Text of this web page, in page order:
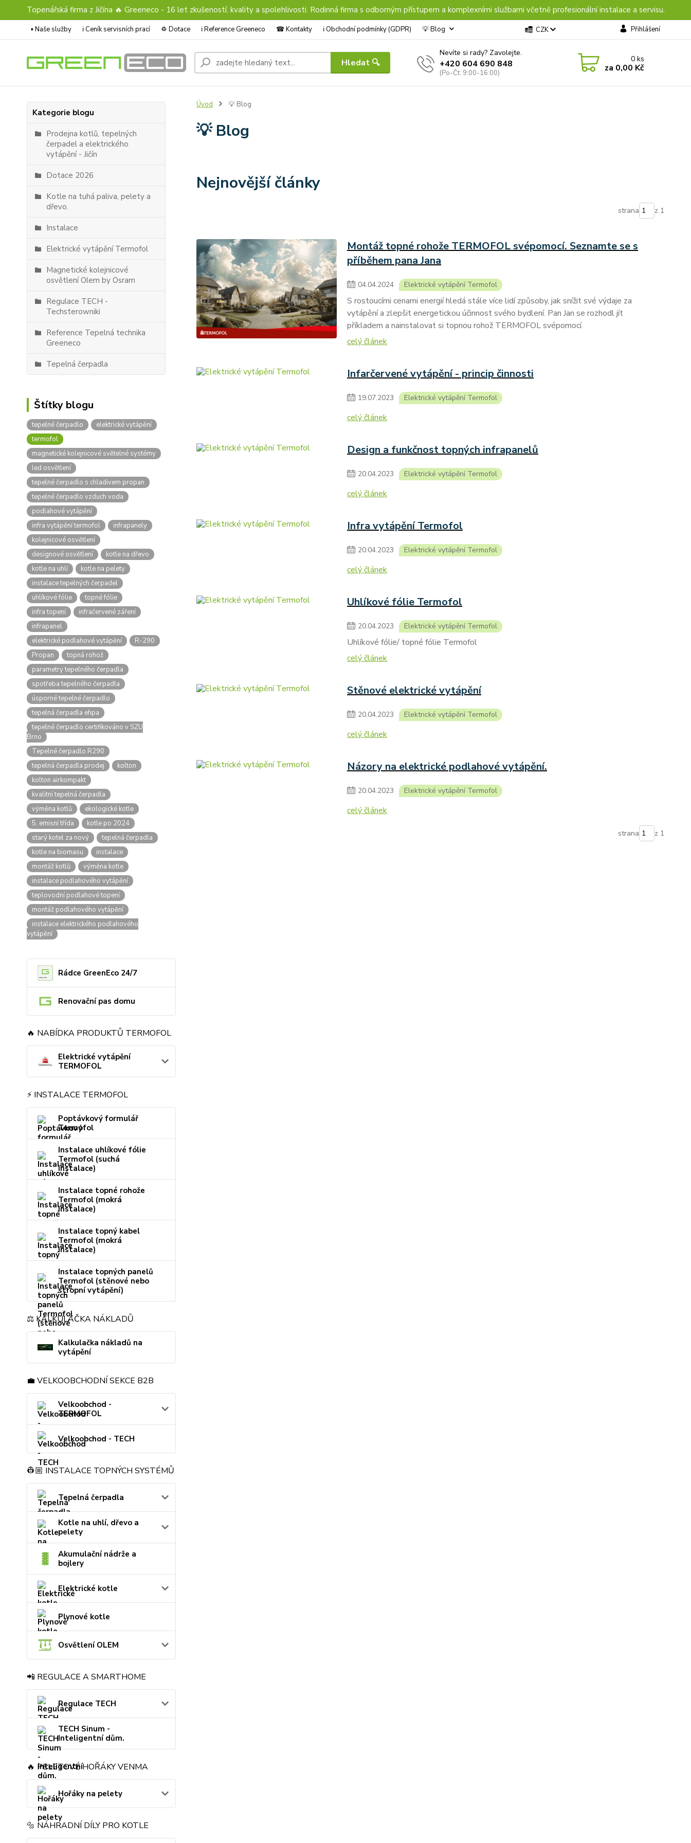
Topenářská firma z Jičína 🔥 Greeneco - 16 let zkušeností, kvality a spolehlivosti. Rodinná firma s odborným přístupem a komplexními službami včetně profesionální instalace a servisu.
▪️ Naše služby ℹ︎ Ceník servisních prací ♽ Dotace ℹ︎ Reference Greeneco ☎︎ Kontakty ℹ︎ Obchodní podmínky (GDPR) 💡 Blog CZK Přihlášení
Hledat 🔍
Nevíte si rady? Zavolejte.
+420 604 690 848
(Po-Čt: 9:00-16:00)
0ks
za 0,00 Kč
Kategorie blogu
Prodejna kotlů, tepelných
čerpadel a elektrického
vytápění - Jičín
Dotace 2026
Kotle na tuhá paliva, pelety a
dřevo.
Instalace
Elektrické vytápění Termofol
Magnetické kolejnicové
osvětlení Olem by Osram
Regulace TECH -
Techsterowniki
Reference Tepelná technika
Greeneco
Tepelná čerpadla
Štítky blogu
tepelné čerpadlo
elektrické vytápění
termofol
magnetické kolejnicové světelné systémy
led osvětlení
tepelné čerpadlo s chladivem propan
tepelné čerpadlo vzduch voda
podlahové vytápění
infra vytápění termofol
infrapanely
kolejnicové osvětlení
designové osvětlení
kotle na dřevo
kotle na uhlí
kotle na pelety
instalace tepelných čerpadel
uhlíkové fólie
topné fólie
infra topení
infračervené záření
infrapanel
elektrické podlahové vytápění
R-290
Propan
topná rohož
parametry tepelného čerpadla
spotřeba tepelného čerpadla
úsporné tepelné čerpadlo
tepelná čerpadla ehpa
tepelné čerpadlo certifikováno v SZU
Brno
Tepelné čerpadlo R290
tepelná čerpadla prodej
kolton
kolton airkompakt
kvalitní tepelná čerpadla
výměna kotlů
ekologické kotle
5. emisní třída
kotle po 2024
starý kotel za nový
tepelná čerpadla
kotle na biomasu
instalace
montáž kotlů
výměna kotle
instalace podlahového vytápění
teplovodní podlahové topení
montáž podlahového vytápění
instalace elektrického podlahového
vytápění
Rádce GreenEco 24/7
Renovační pas domu
🔥 NABÍDKA PRODUKTŮ TERMOFOL
Elektrické vytápění
TERMOFOL
⚡ INSTALACE TERMOFOL
Poptávkový formulář
Termofol
Instalace uhlíkové fólie
Termofol (suchá
instalace)
Instalace topné rohože
Termofol (mokrá
instalace)
Instalace topný kabel
Termofol (mokrá
instalace)
Instalace topných panelů
Termofol (stěnové nebo
stropní vytápění)
⚖️ KALKULAČKA NÁKLADŮ
Kalkulačka nákladů na
vytápění
💼 VELKOOBCHODNÍ SEKCE B2B
Velkoobchod -
TERMOFOL
Velkoobchod - TECH
👷🏼 INSTALACE TOPNÝCH SYSTÉMŮ
Tepelná čerpadla
Kotle na uhlí, dřevo a
pelety
Akumulační nádrže a
bojlery
Elektrické kotle
Plynové kotle
Osvětlení OLEM
📲 REGULACE A SMARTHOME
Regulace TECH
TECH Sinum -
Inteligentní dům.
🔥 PELETOVÉ HOŘÁKY VENMA
Hořáky na pelety
🔩 NÁHRADNÍ DÍLY PRO KOTLE
Úvod 💡 Blog
💡 Blog
Nejnovější články
strana z 1
Montáž topné rohože TERMOFOL svépomocí. Seznamte se s
příběhem pana Jana
04.04.2024 Elektrické vytápění Termofol
S rostoucími cenami energií hledá stále více lidí způsoby, jak snížit své výdaje za
vytápění a zlepšit energetickou účinnost svého bydlení. Pan Jan se rozhodl jít
příkladem a nainstalovat si topnou rohož TERMOFOL svépomocí.
celý článek
Infarčervené vytápění - princip činnosti
19.07.2023 Elektrické vytápění Termofol
celý článek
Design a funkčnost topných infrapanelů
20.04.2023 Elektrické vytápění Termofol
celý článek
Infra vytápění Termofol
20.04.2023 Elektrické vytápění Termofol
celý článek
Uhlíkové fólie Termofol
20.04.2023 Elektrické vytápění Termofol
Uhlíkové fólie/ topné fólie Termofol
celý článek
Stěnové elektrické vytápění
20.04.2023 Elektrické vytápění Termofol
celý článek
Názory na elektrické podlahové vytápění.
20.04.2023 Elektrické vytápění Termofol
celý článek
strana z 1